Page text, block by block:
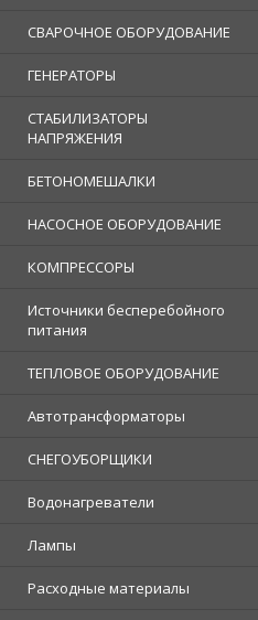
СВАРОЧНОЕ ОБОРУДОВАНИЕ
ГЕНЕРАТОРЫ
СТАБИЛИЗАТОРЫ
НАПРЯЖЕНИЯ
БЕТОНОМЕШАЛКИ
НАСОСНОЕ ОБОРУДОВАНИЕ
КОМПРЕССОРЫ
Источники бесперебойного
питания
ТЕПЛОВОЕ ОБОРУДОВАНИЕ
Автотрансформаторы
СНЕГОУБОРЩИКИ
Водонагреватели
Лампы
Расходные материалы